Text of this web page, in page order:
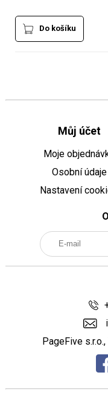
Do košíku
Můj účet
Moje
Osobní údaje
Nastavení
PageFive